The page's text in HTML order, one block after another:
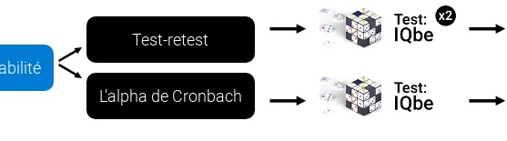
Test-retest
L'alpha de Cronbach